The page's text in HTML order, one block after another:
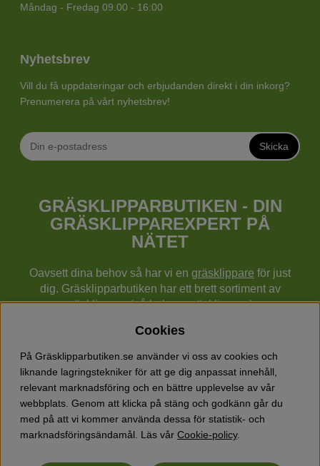
Måndag - Fredag 09.00 - 16:00
Nyhetsbrev
Vill du få uppdateringar och erbjudanden direkt i din inkorg?
Prenumerera på vårt nyhetsbrev!
Skicka
GRÄSKLIPPARBUTIKEN - DIN
GRÄSKLIPPAREXPERT PÅ
NÄTET
Oavsett dina behov så har vi en gräsklippare för just
dig. Gräsklipparbutiken har ett brett sortiment av
gräsklippare (gå bakom gräsklippare),
cylindergräsklippare, traktorer mm från Husqvarna,
Klippo och Gardena.
Utöver gräsklippare finns också ett brett sortiment hos
Gräsklipparbutiken med skog & trädgårdsprodukter så
som grästrimmers, röjsågar, motorsågar, häcksaxar,
jordfräsar, lövblåsar, snöslungor, vertikalskärare, elverk,
skyddsutrustning, kläder, oljor, barnleksaker mm.
Cookies
På Gräsklipparbutiken.se använder vi oss av cookies och
liknande lagringstekniker för att ge dig anpassat innehåll,
relevant marknadsföring och en bättre upplevelse av vår
webbplats. Genom att klicka på stäng och godkänn går du
med på att vi kommer använda dessa för statistik- och
marknadsföringsändamål. Läs vår Cookie-policy.